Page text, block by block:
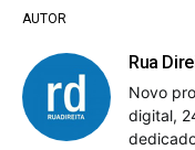
AUTOR
Rua
Novo
digital,